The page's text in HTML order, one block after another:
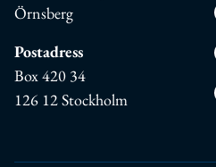
Örnsberg
Postadress
Box 420 34
126 12 Stockholm